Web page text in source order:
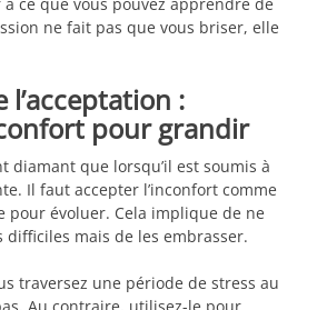
ce que vous pouvez apprendre de
ne fait pas que vous briser, elle
l’acceptation :
pour grandir
diamant que lorsqu’il est soumis à
Il faut accepter l’inconfort comme
pour évoluer. Cela implique de ne
mais de les embrasser.
traversez une période de stress au